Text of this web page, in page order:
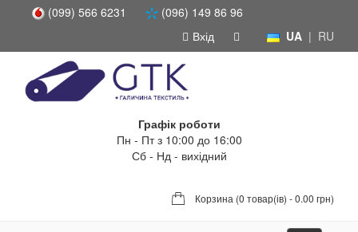
(099) 566 6231
(096) 149 86 96
UA | RU
Вхід
Графік роботи
Пн - Пт з 10:00 до 16:00
Сб - Нд - вихідний
Корзина (0 товар(ів) - 0.00 грн)